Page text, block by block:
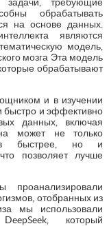
обрабатывать
на основе данных.
являются
модель,
мозга Эта модель
обрабатывают
и в изучении
быстро и эффективно
данных, включая
может не только
быстрее, но и
позволяет лучше
отобранных из
мы использовали
который